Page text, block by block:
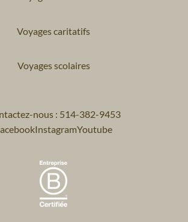
Voyages caritatifs
Voyages scolaires
nous : 514-382-9453
InstagramYoutube